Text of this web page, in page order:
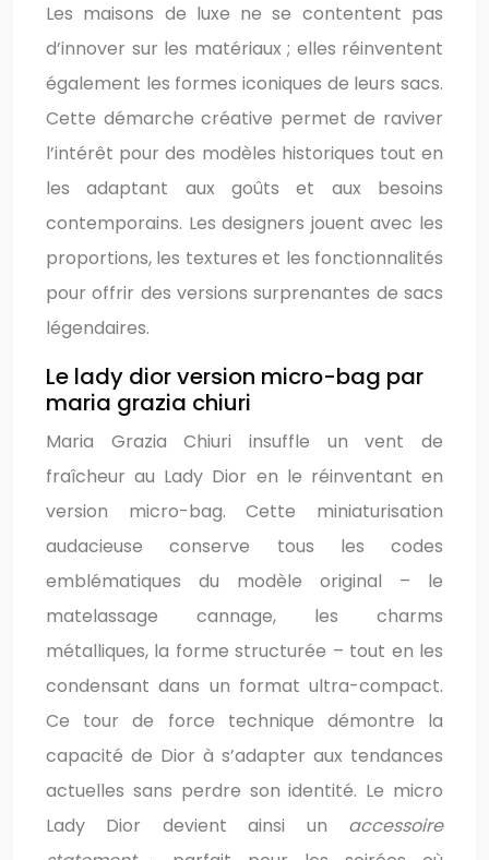
Les maisons de luxe ne se contentent pas
d’innover sur les matériaux ; elles réinventent
également les formes iconiques de leurs sacs.
Cette démarche créative permet de raviver
l’intérêt pour des modèles historiques tout en
les adaptant aux goûts et aux besoins
contemporains. Les designers jouent avec les
proportions, les textures et les fonctionnalités
pour offrir des versions surprenantes de sacs
légendaires.
Le lady dior version micro-bag par
maria grazia chiuri
Maria Grazia Chiuri insuffle un vent de
fraîcheur au Lady Dior en le réinventant en
version micro-bag. Cette miniaturisation
audacieuse conserve tous les codes
emblématiques du modèle original – le
matelassage cannage, les charms
métalliques, la forme structurée – tout en les
condensant dans un format ultra-compact.
Ce tour de force technique démontre la
capacité de Dior à s’adapter aux tendances
actuelles sans perdre son identité. Le micro
Lady Dior devient ainsi un accessoire